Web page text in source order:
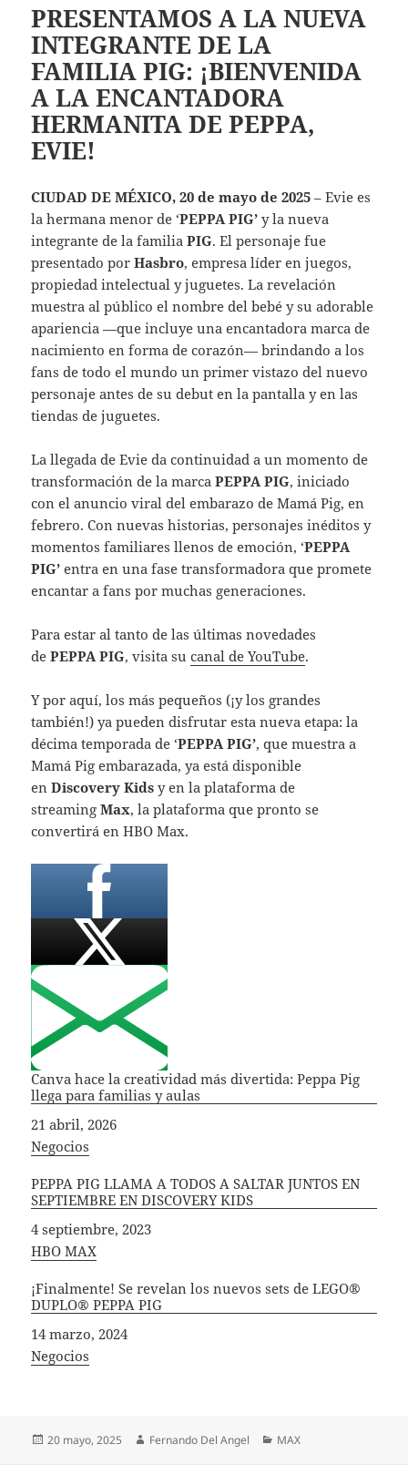
PRESENTAMOS A LA NUEVA
INTEGRANTE DE LA
FAMILIA PIG: ¡BIENVENIDA
A LA ENCANTADORA
HERMANITA DE PEPPA,
EVIE!
CIUDAD DE MÉXICO, 20 de mayo de 2025 – Evie es
la hermana menor de ‘PEPPA PIG’ y la nueva
integrante de la familiaPIG. El personaje fue
presentado porHasbro, empresa líder en juegos,
propiedad intelectual y juguetes. La revelación
muestra al público el nombre del bebé y su adorable
apariencia —que incluye una encantadora marca de
nacimiento en forma de corazón— brindando a los
fans de todo el mundo un primer vistazo del nuevo
personaje antes de su debut en la pantalla y en las
tiendas de juguetes.
La llegada de Evie da continuidad a un momento de
transformación de la marcaPEPPA PIG, iniciado
con el anuncio viral del embarazo de Mamá Pig, en
febrero. Con nuevas historias, personajes inéditos y
momentos familiares llenos de emoción, ‘PEPPA
PIG’ entra en una fase transformadora que promete
encantar a fans por muchas generaciones.
Para estar al tanto de las últimas novedades
dePEPPA PIG, visita sucanal de YouTube.
Y por aquí, los más pequeños (¡y los grandes
también!) ya pueden disfrutar esta nueva etapa: la
décima temporada de ‘PEPPA PIG’, que muestra a
Mamá Pig embarazada, ya está disponible
enDiscovery Kids y en la plataforma de
streamingMax, la plataforma que pronto se
convertirá en HBO Max.
Canva hace la creatividad más divertida: Peppa Pig
llega para familias y aulas
Fecha
21 abril, 2026
In relation to
Negocios
PEPPA PIG LLAMA A TODOS A SALTAR JUNTOS EN
SEPTIEMBRE EN DISCOVERY KIDS
Fecha
4 septiembre, 2023
In relation to
HBO MAX
¡Finalmente! Se revelan los nuevos sets de LEGO®
DUPLO® PEPPA PIG
Fecha
14 marzo, 2024
In relation to
Negocios
Publicado
20 mayo, 2025 Autor
Fernando Del Angel Categorías
MAX